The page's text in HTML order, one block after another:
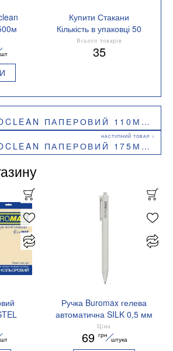
шт
Купити Стакани
Кількість в упаковці 50
шт.
Всього товарів
35
110МЛ JUST DRINK 50ШТУК 1080055
175МЛ GRAPHITE CUP 50ШТУК 1080042
80 г/
08
шт
Ручка Buromax гелева
автоматична SILK 0,5 мм
сині чорнила BM.83100
Ціна
69 грн
штука